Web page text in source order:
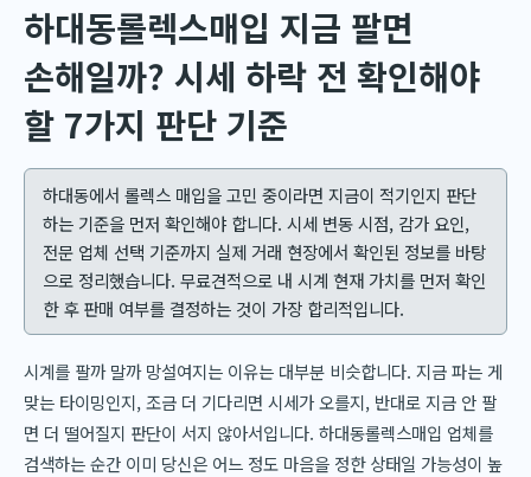
하대동롤렉스매입 지금 팔면
손해일까? 시세 하락 전 확인해야
할 7가지 판단 기준
하대동에서 롤렉스 매입을 고민 중이라면 지금이 적기인지 판단
하는 기준을 먼저 확인해야 합니다. 시세 변동 시점, 감가 요인,
전문 업체 선택 기준까지 실제 거래 현장에서 확인된 정보를 바탕
으로 정리했습니다. 무료견적으로 내 시계 현재 가치를 먼저 확인
한 후 판매 여부를 결정하는 것이 가장 합리적입니다.
시계를 팔까 말까 망설여지는 이유는 대부분 비슷합니다. 지금 파는 게
맞는 타이밍인지, 조금 더 기다리면 시세가 오를지, 반대로 지금 안 팔
면 더 떨어질지 판단이 서지 않아서입니다. 하대동롤렉스매입 업체를
검색하는 순간 이미 당신은 어느 정도 마음을 정한 상태일 가능성이 높